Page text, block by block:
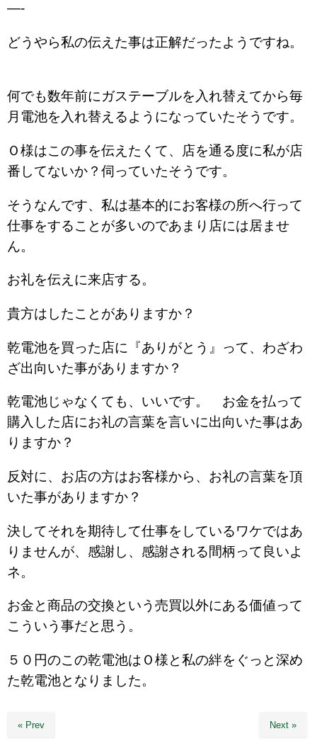
—-
どうやら私の伝えた事は正解だったようですね。
何でも数年前にガステーブルを入れ替えてから毎
月電池を入れ替えるようになっていたそうです。
Ｏ様はこの事を伝えたくて、店を通る度に私が店
番してないか？伺っていたそうです。
そうなんです、私は基本的にお客様の所へ行って
仕事をすることが多いのであまり店には居ませ
ん。
お礼を伝えに来店する。
貴方はしたことがありますか？
乾電池を買った店に『ありがとう』って、わざわ
ざ出向いた事がありますか？
乾電池じゃなくても、いいです。 お金を払って
購入した店にお礼の言葉を言いに出向いた事はあ
りますか？
反対に、お店の方はお客様から、お礼の言葉を頂
いた事がありますか？
決してそれを期待して仕事をしているワケではあ
りませんが、感謝し、感謝される間柄って良いよ
ネ。
お金と商品の交換という売買以外にある価値って
こういう事だと思う。
５０円のこの乾電池はＯ様と私の絆をぐっと深め
た乾電池となりました。
« Prev Next »